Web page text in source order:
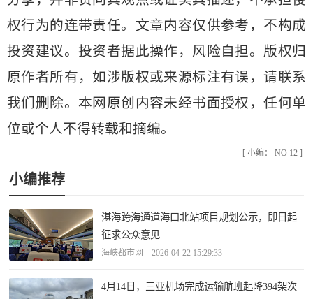
权行为的连带责任。文章内容仅供参考，不构成
投资建议。投资者据此操作，风险自担。版权归
原作者所有，如涉版权或来源标注有误，请联系
我们删除。本网原创内容未经书面授权，任何单
位或个人不得转载和摘编。
[ 小编： NO 12 ]
小编推荐
湛海跨海通道海口北站项目规划公示，即日起
征求公众意见
海峡都市网 2026-04-22 15:29:33
4月14日，三亚机场完成运输航班起降394架次